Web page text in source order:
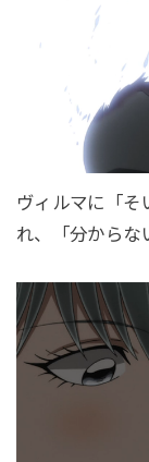
ヴィルマに「そ
れ、「分からな